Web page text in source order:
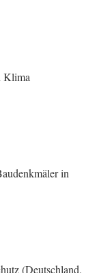
Klima
in
(Deutschland,